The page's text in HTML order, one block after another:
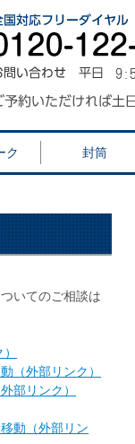
ク 封筒
いてのご相談は
（外部リンク）
部リンク）
動（外部リン